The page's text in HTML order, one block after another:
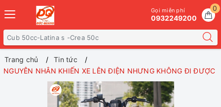
0
Gọi miễn phí
0932249200
Trang chủ
Tin tức
NGUYÊN NHÂN KHIẾN XE LÊN ĐIỆN NHƯNG KHÔNG ĐI ĐƯỢC